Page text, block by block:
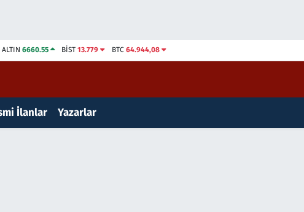
ALTIN 6660.55 BİST13.779 BTC 64.944,08
İlanlar Yazarlar